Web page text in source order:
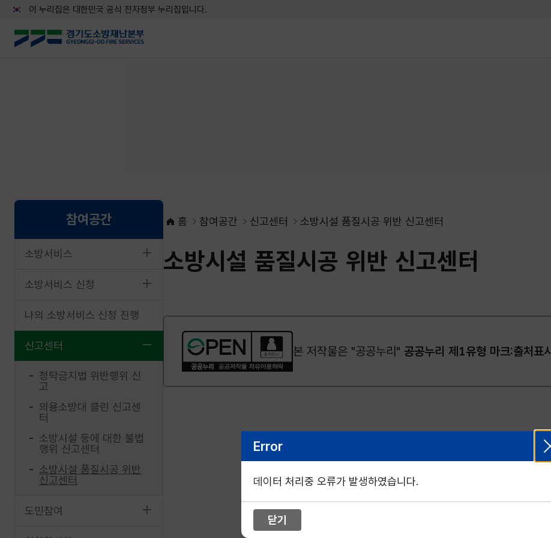
이 누리집은 대한민국 공식 전자정부 누리집입니다.
참여공간
소방서비스
소방서비스 신청
나의 소방서비스 신청 진행
신고센터
청탁금지법 위반행위 신
고
의용소방대 클린 신고센
터
소방시설 등에 대한 불법
행위 신고센터
소방시설 품질시공 위반
신고센터
도민참여
홈 참여공간 신고센터 소방시설 품질시공 위반 신고센터
소방시설 품질시공 위반 신고센터
네이버밴드로 공유하기
카카오톡으로 공유하기
URL복사하기
인쇄하기
본 저작물은 "공공누리" 공공누리 제1유형 마크:출처표시
Error
데이터 처리중 오류가 발생하였습니다.
닫기